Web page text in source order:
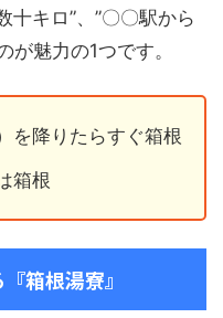
十キロ”、”〇〇駅から
が魅力の1つです。
を降りたらすぐ箱根
箱根
箱根湯寮』